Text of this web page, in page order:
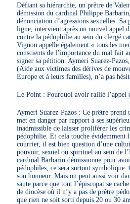
Défiant sa hiérarchie, un prêtre de
démission du cardinal Philippe
dénonciation d’agressions sexuelles.
ligne, intervient après un nouvel appel
contre la pédophilie au sein du clergé
Vignon appelle également « tous les
conscients de l’importance du mal fait
signer sa pétition. Aymeri Suarez-
(Aide aux victimes des dérives de
Europe et à leurs familles), n’a pas
Le Point : Pourquoi avoir rallié l’appel
Aymeri Suarez-Pazos : Ce prêtre
met en danger par rapport à ses
inadmissible de laisser proliférer les
pédophilie. Et cela touche évidemment
courrier, il est bien question d’une
pouvoir, sexuel ou spirituel au sein de
cardinal Barbarin démissionne pour
pédophiles, ce sera surtout symbolique.
son honneur. Mais on peut aussi voir
saute parce que tout l’épiscopat se
de diocèse où il n’y a pas de prêtre
que rien ne soit sorti depuis 20 ou 30